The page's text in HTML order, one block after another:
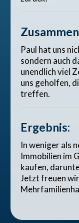
Paul hat uns
sondern auch
unendlich viel
uns geholfen,
treffen.
Ergebnis:
In weniger als
Immobilien im
kaufen,
Jetzt freuen